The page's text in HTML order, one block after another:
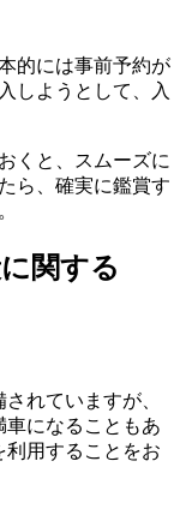
的には事前予約が
しようとして、入
くと、スムーズに
ら、確実に鑑賞す
関する
れていますが、
になることもあ
利用することをお